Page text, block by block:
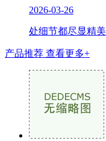
2026-03-26
处细节都尽显精美
产品推荐 查看更多+